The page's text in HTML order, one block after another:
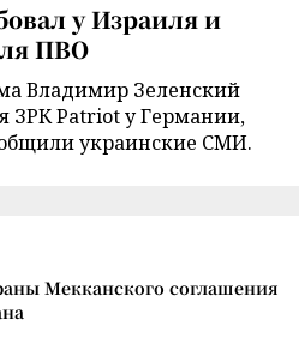
у Израиля и
ПВО
Владимир Зеленский
ЗРК Patriot у Германии,
украинские СМИ.
Мекканского соглашения